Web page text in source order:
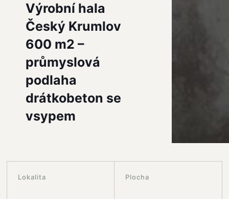
Výrobní hala
Český Krumlov
600 m2 –
průmyslová
podlaha
drátkobeton se
vsypem
Lokalita Plocha